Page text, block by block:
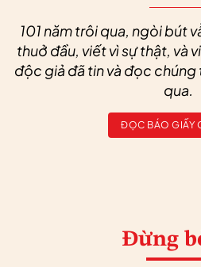
101 năm trôi qua, ngòi bút
thuở đầu, viết vì sự thật, và
độc giả đã tin và đọc
qua.
ĐỌC BÁO GIẤY
Đừng